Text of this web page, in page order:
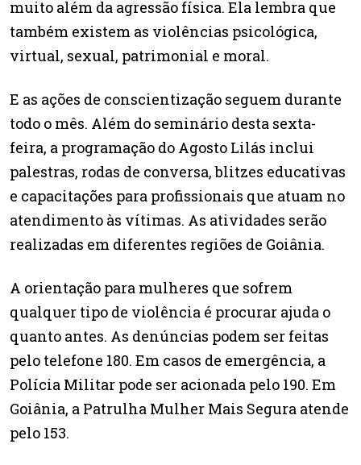
muito além da agressão física. Ela lembra que
também existem as violências psicológica,
virtual, sexual, patrimonial e moral.
E as ações de conscientização seguem durante
todo o mês. Além do seminário desta sexta-
feira, a programação do Agosto Lilás inclui
palestras, rodas de conversa, blitzes educativas
e capacitações para profissionais que atuam no
atendimento às vítimas. As atividades serão
realizadas em diferentes regiões de Goiânia.
A orientação para mulheres que sofrem
qualquer tipo de violência é procurar ajuda o
quanto antes. As denúncias podem ser feitas
pelo telefone 180. Em casos de emergência, a
Polícia Militar pode ser acionada pelo 190. Em
Goiânia, a Patrulha Mulher Mais Segura atende
pelo 153.